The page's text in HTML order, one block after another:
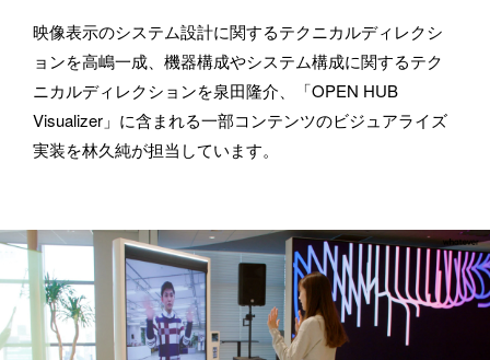
映像表示のシステム設計に関するテクニカルディレクシ
ョンを高嶋一成、機器構成やシステム構成に関するテク
ニカルディレクションを泉田隆介、「OPEN HUB
Visualizer」に含まれる一部コンテンツのビジュアライズ
実装を林久純が担当しています。